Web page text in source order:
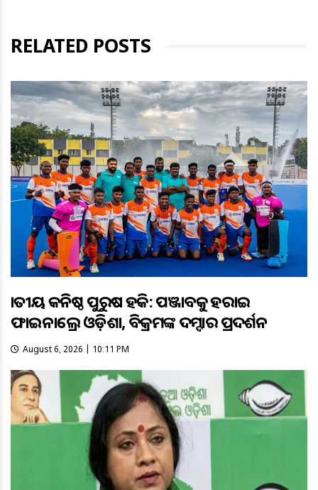
RELATED POSTS
ଜାତୀୟ କନିଷ୍ଠ ପୁରୁଷ ହକି: ପଞ୍ଜାବକୁ ହରାଇ
ଫାଇନାଲ୍ରେ ଓଡ଼ିଶା, ବିକ୍ରମଙ୍କ ଦମ୍ଦାର ପ୍ରଦର୍ଶନ
August 6, 2026 | 10:11 PM